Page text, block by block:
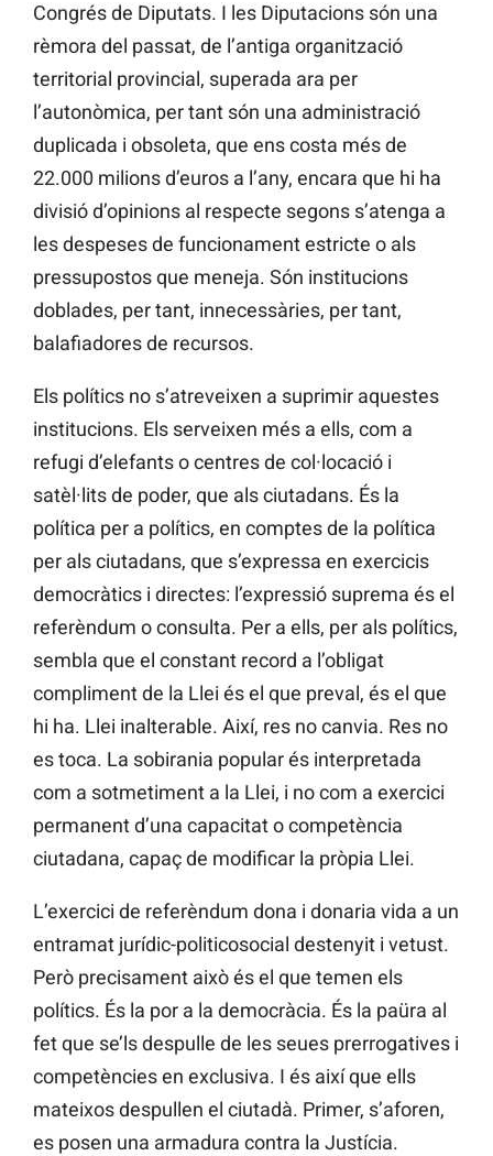
Congrés de Diputats. I les Diputacions són una
rèmora del passat, de l’antiga organització
territorial provincial, superada ara per
l’autonòmica, per tant són una administració
duplicada i obsoleta, que ens costa més de
22.000 milions d’euros a l’any, encara que hi ha
divisió d’opinions al respecte segons s’atenga a
les despeses de funcionament estricte o als
pressupostos que meneja. Són institucions
doblades, per tant, innecessàries, per tant,
balafiadores de recursos.
Els polítics no s’atreveixen a suprimir aquestes
institucions. Els serveixen més a ells, com a
refugi d’elefants o centres de col·locació i
satèl·lits de poder, que als ciutadans. És la
política per a polítics, en comptes de la política
per als ciutadans, que s’expressa en exercicis
democràtics i directes: l’expressió suprema és el
referèndum o consulta. Per a ells, per als polítics,
sembla que el constant record a l’obligat
compliment de la Llei és el que preval, és el que
hi ha. Llei inalterable. Així, res no canvia. Res no
es toca. La sobirania popular és interpretada
com a sotmetiment a la Llei, i no com a exercici
permanent d’una capacitat o competència
ciutadana, capaç de modificar la pròpia Llei.
L’exercici de referèndum dona i donaria vida a un
entramat jurídic-politicosocial destenyit i vetust.
Però precisament això és el que temen els
polítics. És la por a la democràcia. És la paüra al
fet que se’ls despulle de les seues prerrogatives i
competències en exclusiva. I és així que ells
mateixos despullen el ciutadà. Primer, s’aforen,
es posen una armadura contra la Justícia.